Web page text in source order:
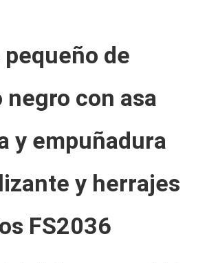
de
negro con asa
y empuñadura
y herrajes
FS2036